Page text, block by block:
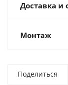
Доставка и
Монтаж
Поделиться